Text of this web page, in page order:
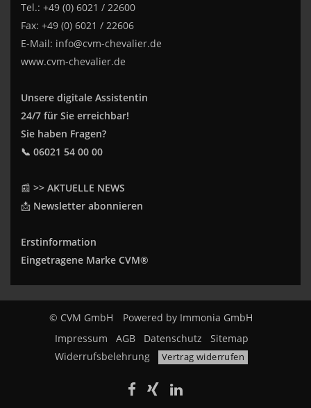
Tel.: +49 (0) 6021 / 22600
Fax: +49 (0) 6021 / 22606
E-Mail: info@cvm-chevalier.de
www.cvm-chevalier.de
Unsere digitale Assistentin
24/7 für Sie erreichbar!
Sie haben Fragen?
📞 06021 54 00 00
📰 >> AKTUELLE NEWS
📩 Newsletter abonnieren
Erstinformation
Eingetragene Marke CVM®
© CVM GmbH Powered by Immonia GmbH
Impressum
AGB Datenschutz
Sitemap
Widerrufsbelehrung
Vertrag widerrufen